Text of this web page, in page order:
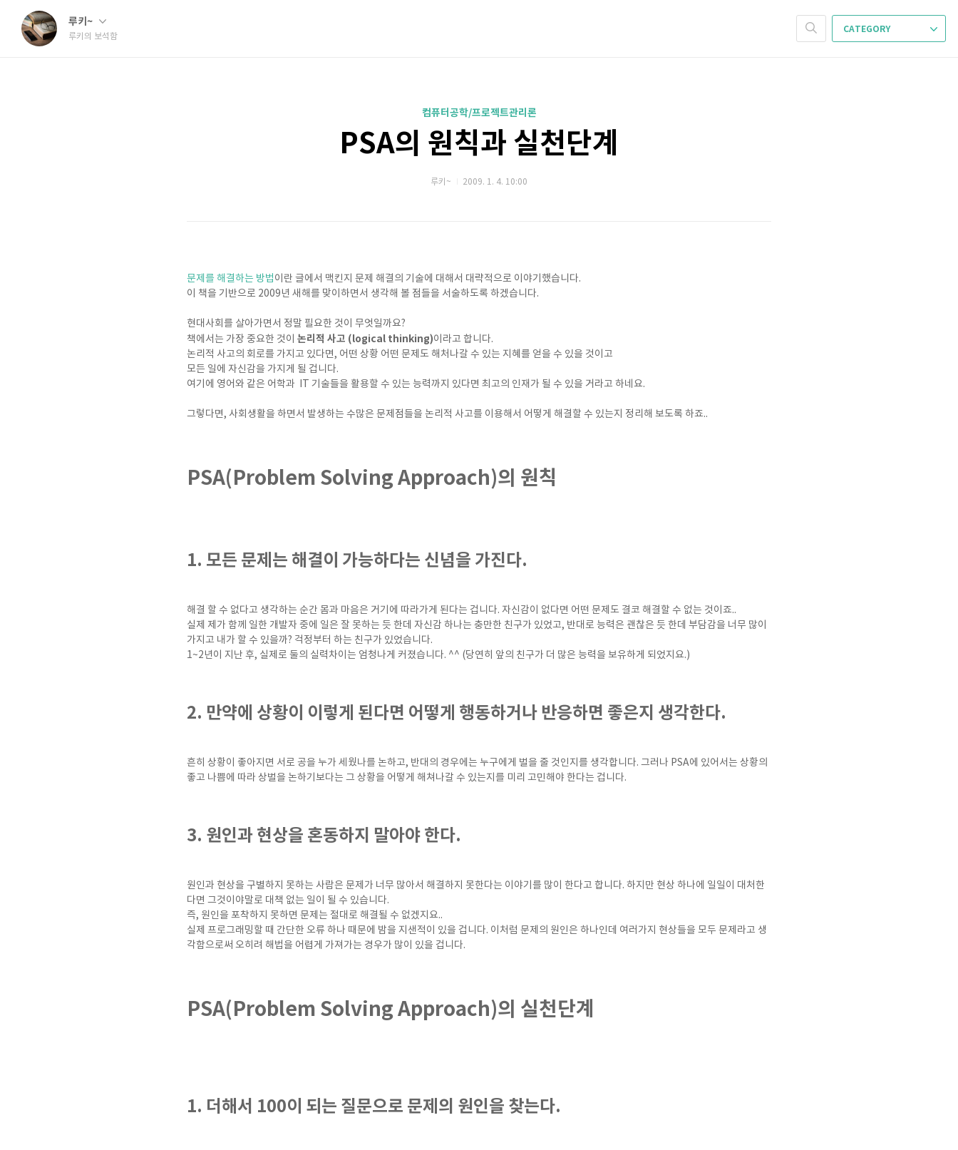
루키~
루키의 보석함
CATEGORY
컴퓨터공학/프로젝트관리론
PSA의 원칙과 실천단계
루키~ 2009. 1. 4. 10:00
문제를 해결하는 방법이란 글에서 맥킨지 문제 해결의 기술에 대해서 대략적으로 이야기했습니다.
이 책을 기반으로 2009년 새해를 맞이하면서 생각해 볼 점들을 서술하도록 하겠습니다.
현대사회를 살아가면서 정말 필요한 것이 무엇일까요?
책에서는 가장 중요한 것이 논리적 사고 (logical thinking)이라고 합니다.
논리적 사고의 회로를 가지고 있다면, 어떤 상황 어떤 문제도 해처나갈 수 있는 지혜를 얻을 수 있을 것이고
모든 일에 자신감을 가지게 될 겁니다.
여기에 영어와 같은 어학과 IT 기술들을 활용할 수 있는 능력까지 있다면 최고의 인재가 될 수 있을 거라고 하네요.
그렇다면, 사회생활을 하면서 발생하는 수많은 문제점들을 논리적 사고를 이용해서 어떻게 해결할 수 있는지 정리해 보도록 하죠..
PSA(Problem Solving Approach)의 원칙
1. 모든 문제는 해결이 가능하다는 신념을 가진다.
해결 할 수 없다고 생각하는 순간 몸과 마음은 거기에 따라가게 된다는 겁니다. 자신감이 없다면 어떤 문제도 결코 해결할 수 없는 것이죠..
실제 제가 함께 일한 개발자 중에 일은 잘 못하는 듯 한데 자신감 하나는 충만한 친구가 있었고, 반대로 능력은 괜찮은 듯 한데 부담감을 너무 많이
가지고 내가 할 수 있을까? 걱정부터 하는 친구가 있었습니다.
1~2년이 지난 후, 실제로 둘의 실력차이는 엄청나게 커졌습니다. ^^ (당연히 앞의 친구가 더 많은 능력을 보유하게 되었지요.)
2. 만약에 상황이 이렇게 된다면 어떻게 행동하거나 반응하면 좋은지 생각한다.
흔히 상황이 좋아지면 서로 공을 누가 세웠나를 논하고, 반대의 경우에는 누구에게 벌을 줄 것인지를 생각합니다. 그러나 PSA에 있어서는 상황의
좋고 나쁨에 따라 상벌을 논하기보다는 그 상황을 어떻게 해쳐나갈 수 있는지를 미리 고민해야 한다는 겁니다.
3. 원인과 현상을 혼동하지 말아야 한다.
원인과 현상을 구별하지 못하는 사람은 문제가 너무 많아서 해결하지 못한다는 이야기를 많이 한다고 합니다. 하지만 현상 하나에 일일이 대처한
다면 그것이야말로 대책 없는 일이 될 수 있습니다.
즉, 원인을 포착하지 못하면 문제는 절대로 해결될 수 없겠지요..
실제 프로그래밍할 때 간단한 오류 하나 때문에 밤을 지샌적이 있을 겁니다. 이처럼 문제의 원인은 하나인데 여러가지 현상들을 모두 문제라고 생
각함으로써 오히려 해법을 어렵게 가져가는 경우가 많이 있을 겁니다.
PSA(Problem Solving Approach)의 실천단계
1. 더해서 100이 되는 질문으로 문제의 원인을 찾는다.